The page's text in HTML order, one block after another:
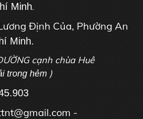
Minh.
Định Của, Phường An
Minh.
cạnh chùa Huê
trong hẻm )
-